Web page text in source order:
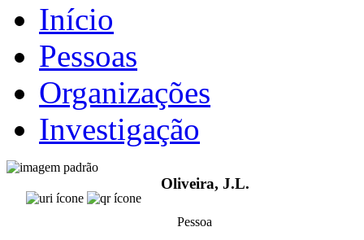
Início
Pessoas
Organizações
Investigação
Oliveira, J.L.
Pessoa